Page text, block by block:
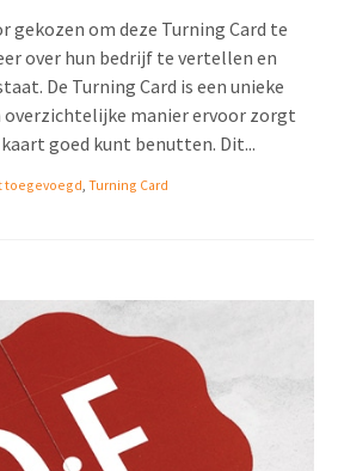
gekozen om deze Turning Card te
over hun bedrijf te vertellen en
De Turning Card is een unieke
overzichtelijke manier ervoor zorgt
goed kunt benutten. Dit...
toegevoegd Turning Card